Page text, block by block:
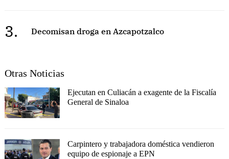
3. Decomisan droga en Azcapotzalco
Otras Noticias
Ejecutan en Culiacán a exagente de la Fiscalía
General de Sinaloa
Carpintero y trabajadora doméstica vendieron
equipo de espionaje a EPN